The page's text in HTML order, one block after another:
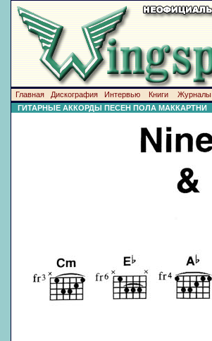
Главная Дискография Интервью Книги Журналы
ГИТАРНЫЕ АККОРДЫ ПЕСЕН ПОЛА МАККАРТНИ